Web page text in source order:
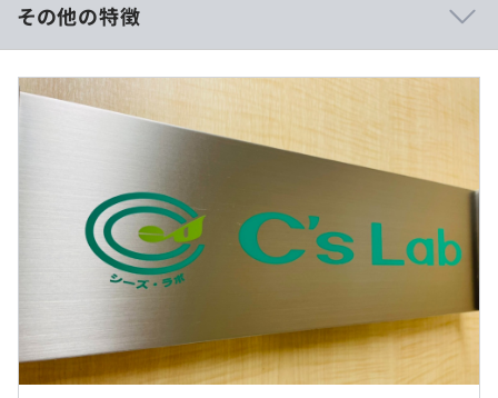
開発部門：開発1部、開発2部の2部制
（50代男性）、プロジェクトマネージャー4名、主幹技師
2名、主任技師4名
開発2部構成：部長（50代男性）、グループマネージャー
（40代男性）、プロジェクトマネージャー7名、主幹技師
1名、主任技師3名
【想定年収】
500万円～750万円
月給300,000円～470,000円
年2回（6月、12月）
約4ヶ月分/年（業績等に応じた変動有）
【モデル年収例】
845万円/エンジニア（管理職）・40歳（月給52万円＋手
当＋賞与）
その他の特徴